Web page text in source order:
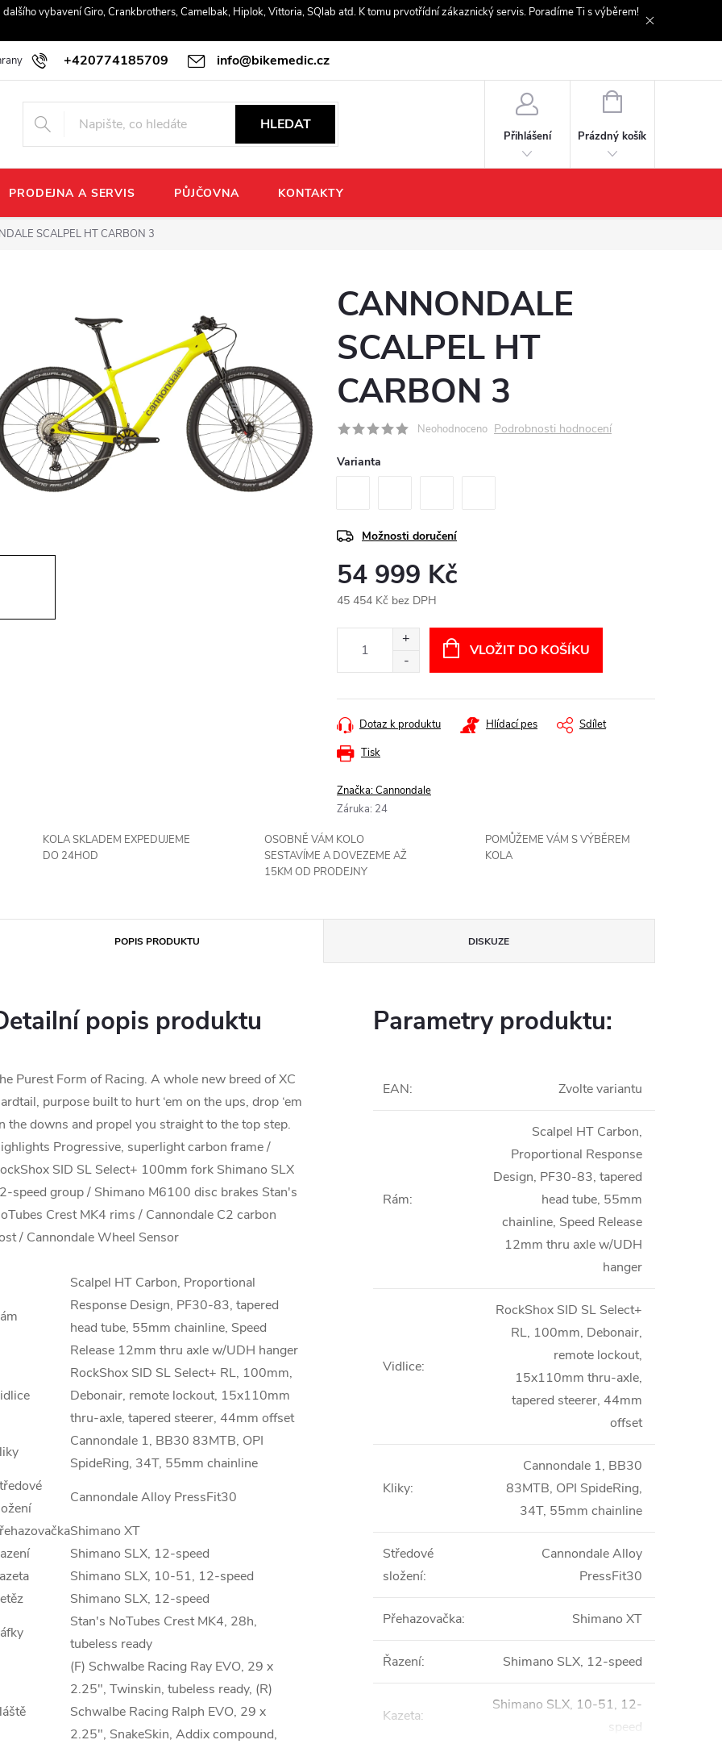
vybavení Giro, Crankbrothers, Camelbak, Hiplok, Vittoria, SQlab atd. K tomu prvotřídní zákaznický servis. Poradíme Ti s výběrem!
+420774185709 info@bikemedic.cz
osobních údajů
HLEDAT
Přihlášení
NÁKUPNÍ
Prázdný košík
PRODEJNA A SERVIS PŮJČOVNA KONTAKTY
SCALPEL HT CARBON 3
CANNONDALE
SCALPEL HT
CARBON 3
Neohodnoceno Podrobnosti hodnocení
Varianta
Možnosti doručení
54 999 Kč
45 454 Kč bez DPH
VLOŽIT DO KOŠÍKU
Tisk
Dotaz k produktu Hlídací pes Sdílet
Značka:Cannondale
Záruka: 24
KOLA SKLADEM EXPEDUJEME
DO 24HOD
OSOBNĚ VÁM KOLO
SESTAVÍME A DOVEZEME AŽ
15KM OD PRODEJNY
POMŮŽEME VÁM S VÝBĚREM
KOLA
POPIS PRODUKTU DISKUZE
popis produktu
Purest Form of Racing. A whole new breed of XC
purpose built to hurt ‘em on the ups, drop ‘em
the downs and propel you straight to the top step.
Progressive, superlight carbon frame /
SID SL Select+ 100mm fork Shimano SLX
speed group / Shimano M6100 disc brakes Stan's
Crest MK4 rims / Cannondale C2 carbon
/ Cannondale Wheel Sensor
Scalpel HT Carbon, Proportional
Response Design, PF30-83, tapered
head tube, 55mm chainline, Speed
Release 12mm thru axle w/UDH hanger
RockShox SID SL Select+ RL, 100mm,
Debonair, remote lockout, 15x110mm
thru-axle, tapered steerer, 44mm offset
Cannondale 1, BB30 83MTB, OPI
SpideRing, 34T, 55mm chainline
Cannondale Alloy PressFit30
Shimano XT
Shimano SLX, 12-speed
Shimano SLX, 10-51, 12-speed
Shimano SLX, 12-speed
Stan's NoTubes Crest MK4, 28h,
tubeless ready
(F) Schwalbe Racing Ray EVO, 29 x
2.25", Twinskin, tubeless ready, (R)
Schwalbe Racing Ralph EVO, 29 x
2.25", SnakeSkin, Addix compound,
Parametry produktu:
EAN: Zvolte variantu
Rám:
Scalpel HT Carbon,
Proportional Response
Design, PF30-83, tapered
head tube, 55mm
chainline, Speed Release
12mm thru axle w/UDH
hanger
Vidlice:
RockShox SID SL Select+
RL, 100mm, Debonair,
remote lockout,
15x110mm thru-axle,
tapered steerer, 44mm
offset
Kliky:
Cannondale 1, BB30
83MTB, OPI SpideRing,
34T, 55mm chainline
Středové
složení:
Cannondale Alloy
PressFit30
Přehazovačka: Shimano XT
Řazení: Shimano SLX, 12-speed
Kazeta:
Shimano SLX, 10-51, 12-
speed